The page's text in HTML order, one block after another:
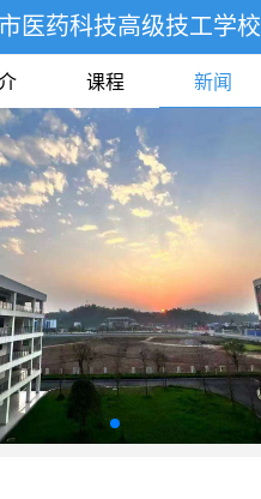
医药科技高级技工学校
课程 新闻